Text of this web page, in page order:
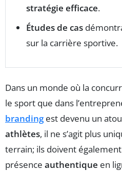
stratégie efficace.
Études de cas
sur la carrière sportive.
Dans un monde où la
le sport que dans
brandingest devenu un
athlètes, il ne s’agit plus
terrain; ils doivent
présence authentique en